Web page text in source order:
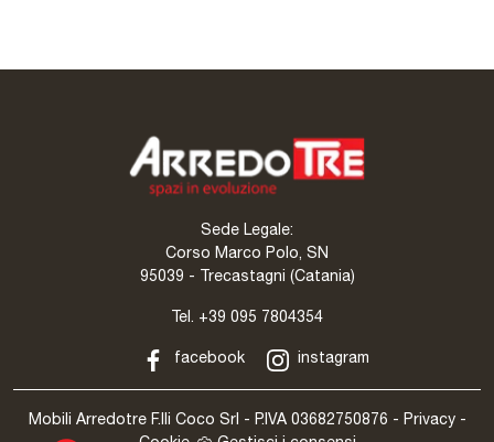
Sede Legale:
Corso Marco Polo, SN
95039 - Trecastagni (Catania)
Tel. +39 095 7804354
facebook instagram
Mobili Arredotre F.lli Coco Srl - P.IVA 03682750876 - Privacy-